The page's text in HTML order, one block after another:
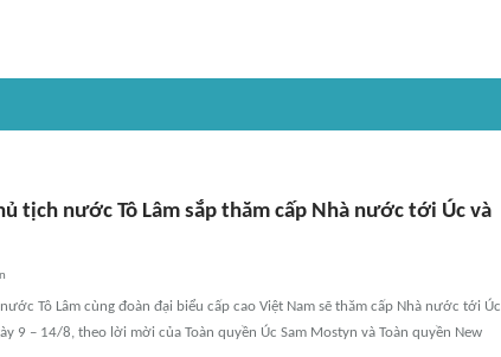
tịch nước Tô Lâm sắp thăm cấp Nhà nước tới Úc và
Tô Lâm cùng đoàn đại biểu cấp cao Việt Nam sẽ thăm cấp Nhà nước tới Úc
9 – 14/8, theo lời mời của Toàn quyền Úc Sam Mostyn và Toàn quyền New